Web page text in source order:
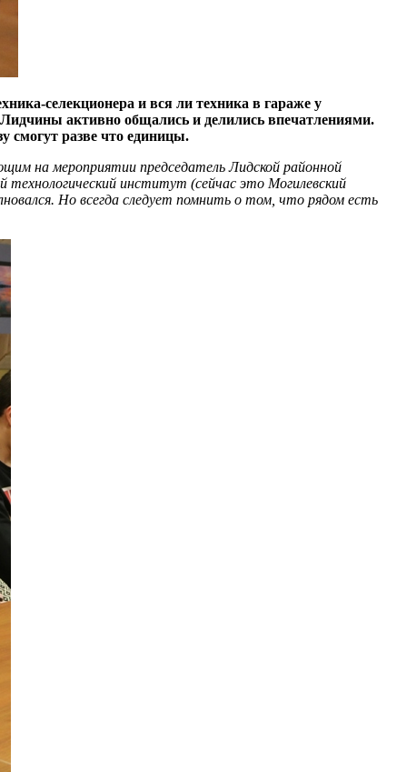
селекционера и вся ли техника в гараже у
активно общались и делились впечатлениями.
смогут разве что единицы.
на мероприятии председатель Лидской районной
технологический институт (сейчас это Могилевский
Но всегда следует помнить о том, что рядом есть